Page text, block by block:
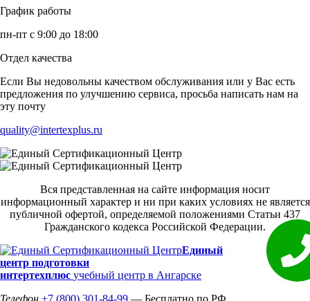
График работы
пн-пт с 9:00 до 18:00
Отдел качества
Если Вы недовольны качеством обслуживания или у Вас есть
предложения по улучшению сервиса, просьба написать нам на
эту почту
quality@intertexplus.ru
Вся представленная на сайте информация носит
информационный характер и ни при каких условиях не является
публичной офертой, определяемой положениями Статьи 437
Гражданского кодекса Российской Федерации.
Единый
центр подготовки
интертехплюс учебный центр в Ангарске
Телефон +7 (800) 301-84-99 — Бесплатно по РФ